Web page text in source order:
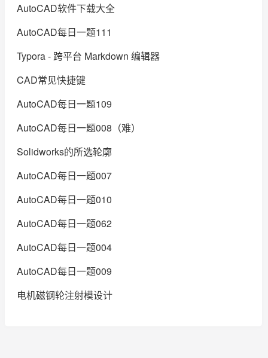
AutoCAD软件下载大全
AutoCAD每日一题111
Typora - 跨平台 Markdown 编辑器
CAD常见快捷键
AutoCAD每日一题109
AutoCAD每日一题008（难）
Solidworks的所选轮廓
AutoCAD每日一题007
AutoCAD每日一题010
AutoCAD每日一题062
AutoCAD每日一题004
AutoCAD每日一题009
电机磁钢轮注射模设计